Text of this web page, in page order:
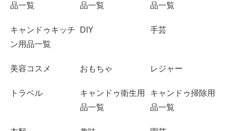
品一覧
品一覧
品一覧
キャンドゥキッチ
ン用品一覧
DIY 手芸
美容コスメ おもちゃ レジャー
トラベル
キャンドゥ衛生用
品一覧
キャンドゥ掃除用
品一覧